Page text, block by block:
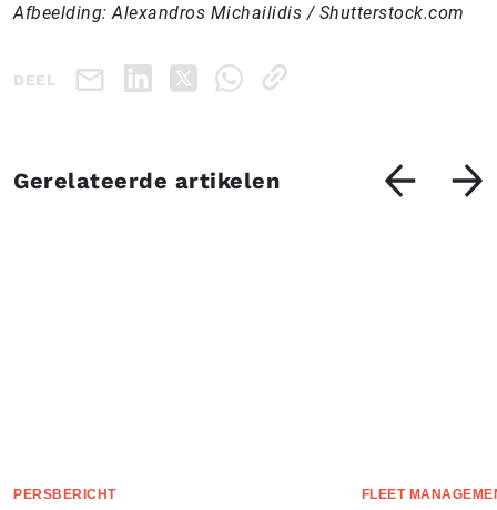
Afbeelding: Alexandros Michailidis / Shutterstock.com
DEEL
Gerelateerde artikelen
PERSBERICHT FLEET